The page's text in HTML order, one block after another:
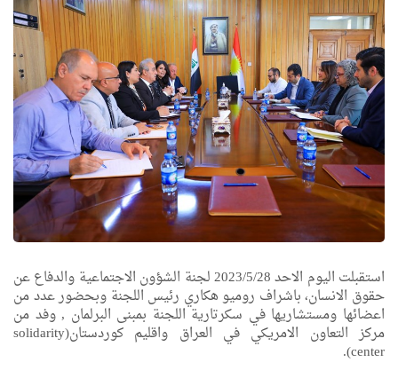
استقبلت اليوم الاحد 2023/5/28 لجنة الشؤون الاجتماعية والدفاع عن
حقوق الانسان، باشراف روميو هكاري رئيس اللجنة وبحضور عدد من
اعضائها ومستشاريها في سكرتارية اللجنة بمبنى البرلمان , وفد من
مركز التعاون الامريكي في العراق واقليم كوردستان(solidarity
center).